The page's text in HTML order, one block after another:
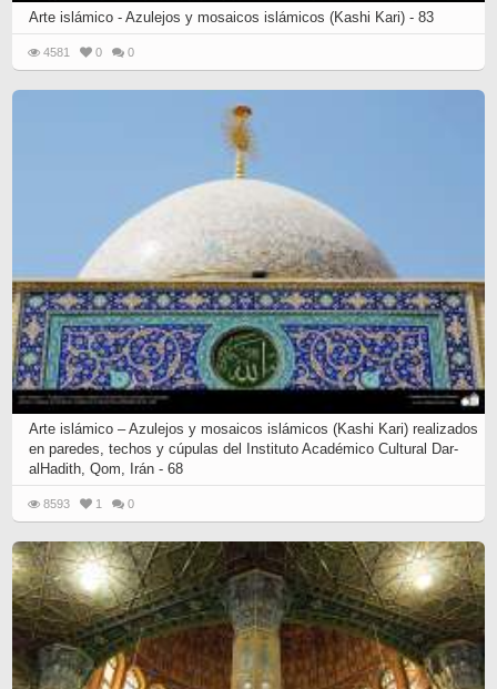
Arte islámico - Azulejos y mosaicos islámicos (Kashi Kari) - 83
4581 0 0
Arte islámico – Azulejos y mosaicos islámicos (Kashi Kari) realizados
en paredes, techos y cúpulas del Instituto Académico Cultural Dar-
alHadith, Qom, Irán - 68
8593 1 0